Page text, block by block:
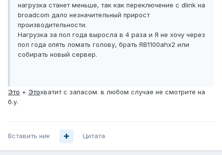
нагрузка станет меньше, так как переключение с dlink на
broadcom дало незначительный прирост
производительности.
Нагрузка за пол года выросла в 4 раза и Я не хочу через
пол года опять ломать голову, брать RB1100ahx2 или
собирать новый сервер.
Это + Этохватит с запасом. в любом случае не смотрите на
б.у.
Вставить ник Цитата